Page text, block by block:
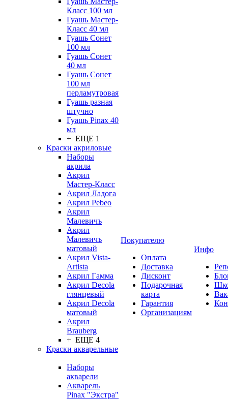
Класс 100 мл
Гуашь Мастер-
Класс 40 мл
Гуашь Сонет
100 мл
Гуашь Сонет
40 мл
Гуашь Сонет
100 мл
перламутровая
Гуашь разная
штучно
Гуашь Pinax 40
мл
+ ЕЩЕ 1
Краски акриловые
Наборы
акрила
Акрил
Мастер-Класс
Акрил Ладога
Акрил Pebeo
Акрил
Малевичъ
Акрил
Малевичъ
матовый
Акрил Vista-
Artista
Акрил Гамма
Акрил Decola
глянцевый
Акрил Decola
матовый
Акрил
Brauberg
+ ЕЩЕ 4
Краски акварельные
Наборы
акварели
Акварель
Pinax "Экстра"
Покупателю
Оплата
Доставка
Дисконт
Подарочная
карта
Гарантия
Организациям
Инфо